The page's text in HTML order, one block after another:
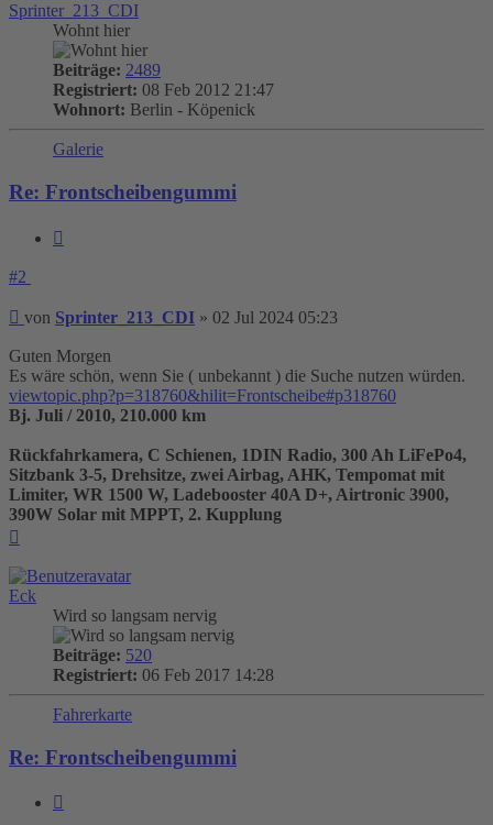
Sprinter_213_CDI
Wohnt hier
Beiträge: 2489
Registriert: 08 Feb 2012 21:47
Wohnort: Berlin - Köpenick
Galerie
Re: Frontscheibengummi
#2
Beitrag
von Sprinter_213_CDI » 02 Jul 2024 05:23
Guten Morgen
Es wäre schön, wenn Sie ( unbekannt ) die Suche nutzen würden.
viewtopic.php?p=318760&hilit=Frontscheibe#p318760
Bj. Juli / 2010, 210.000 km
Rückfahrkamera, C Schienen, 1DIN Radio, 300 Ah LiFePo4,
Sitzbank 3-5, Drehsitze, zwei Airbag, AHK, Tempomat mit
Limiter, WR 1500 W, Ladebooster 40A D+, Airtronic 3900,
390W Solar mit MPPT, 2. Kupplung
Eck
Wird so langsam nervig
Beiträge: 520
Registriert: 06 Feb 2017 14:28
Fahrerkarte
Re: Frontscheibengummi